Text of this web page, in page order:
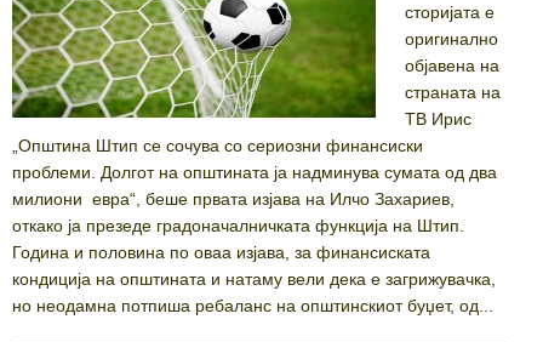
сторијата е
оригинално
објавена на
страната на
ТВ Ирис
„Општина Штип се сочува со сериозни финансиски
проблеми. Долгот на општината ја надминува сумата од два
милиони евра“, беше првата изјава на Илчо Захариев,
откако ја презеде градоначалничката функција на Штип.
Година и половина по оваа изјава, за финансиската
кондиција на општината и натаму вели дека е загрижувачка,
но неодамна потпиша ребаланс на општинскиот буџет, од...